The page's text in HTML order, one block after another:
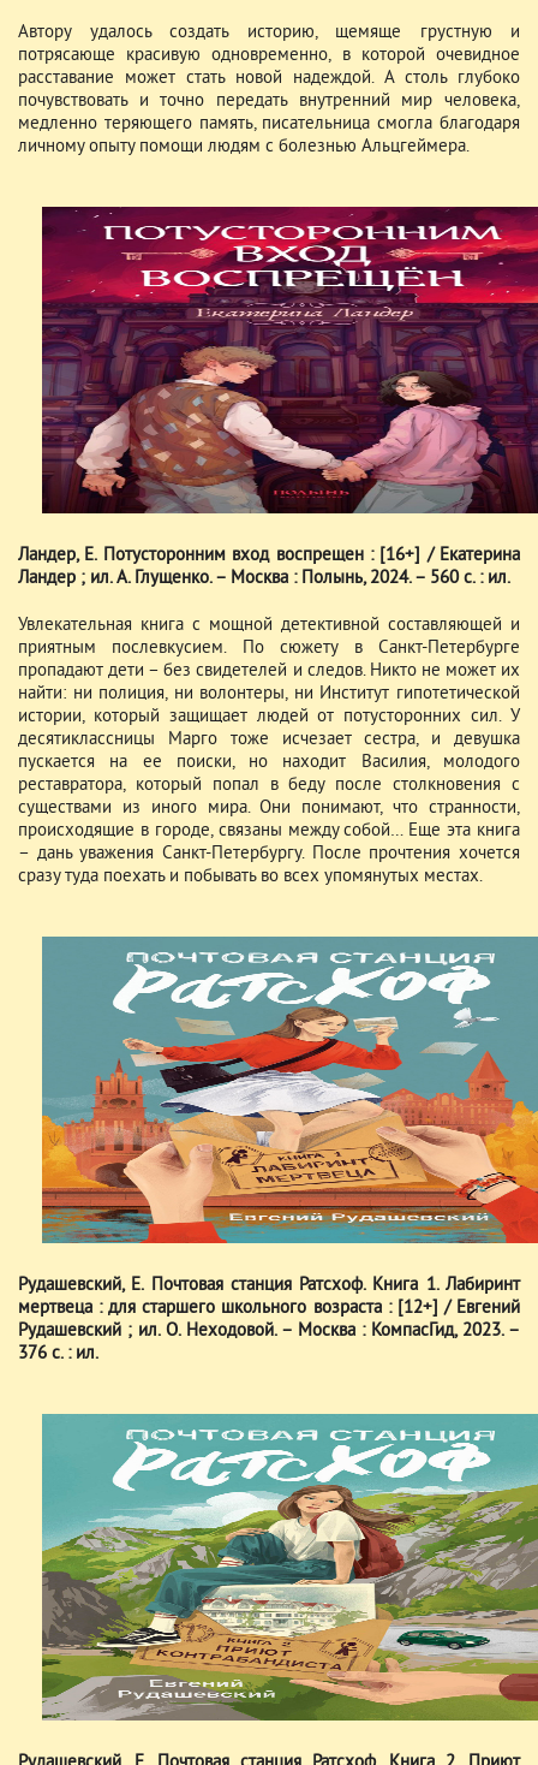
Автору удалось создать историю, щемяще грустную и
потрясающе красивую одновременно, в которой очевидное
расставание может стать новой надеждой. А столь глубоко
почувствовать и точно передать внутренний мир человека,
медленно теряющего память, писательница смогла благодаря
личному опыту помощи людям с болезнью Альцгеймера.
Ландер, Е. Потусторонним вход воспрещен : [16+] / Екатерина
Ландер ; ил. А. Глущенко. – Москва : Полынь, 2024. – 560 с. : ил.
Увлекательная книга с мощной детективной составляющей и
приятным послевкусием. По сюжету в Санкт-Петербурге
пропадают дети – без свидетелей и следов. Никто не может их
найти: ни полиция, ни волонтеры, ни Институт гипотетической
истории, который защищает людей от потусторонних сил. У
десятиклассницы Марго тоже исчезает сестра, и девушка
пускается на ее поиски, но находит Василия, молодого
реставратора, который попал в беду после столкновения с
существами из иного мира. Они понимают, что странности,
происходящие в городе, связаны между собой… Еще эта книга
– дань уважения Санкт-Петербургу. После прочтения хочется
сразу туда поехать и побывать во всех упомянутых местах.
Рудашевский, Е. Почтовая станция Ратсхоф. Книга 1. Лабиринт
мертвеца : для старшего школьного возраста : [12+] / Евгений
Рудашевский ; ил. О. Неходовой. – Москва : КомпасГид, 2023. –
376 с. : ил.